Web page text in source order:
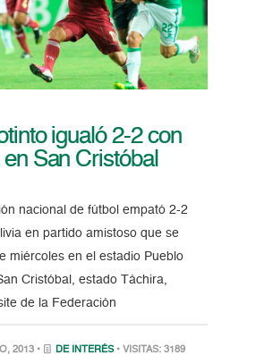
igualó 2-2 con
en San Cristóbal
nacional de fútbol empató 2-2
en partido amistoso que se
miércoles en el estadio Pueblo
Cristóbal, estado Táchira,
de la Federación
2013 • DE INTERÉS • VISITAS: 3189